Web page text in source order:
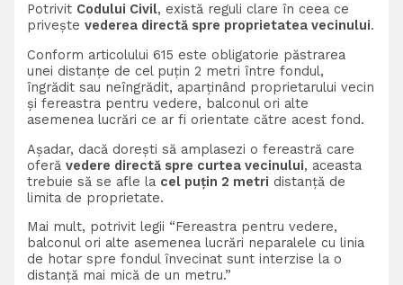
Potrivit Codului Civil, există reguli clare în ceea ce
priveștevederea directă spre proprietatea vecinului.
Conform articolului 615 este obligatorie păstrarea
unei distanţe de cel puţin 2 metri între fondul,
îngrădit sau neîngrădit, aparţinând proprietarului vecin
şi fereastra pentru vedere, balconul ori alte
asemenea lucrări ce ar fi orientate către acest fond.
Așadar, dacă dorești să amplasezi o fereastră care
oferăvedere directă spre curtea vecinului, aceasta
trebuie să se afle la cel puțin 2 metri distanță de
limita de proprietate.
Mai mult, potrivit legii “Fereastra pentru vedere,
balconul ori alte asemenea lucrări neparalele cu linia
de hotar spre fondul învecinat sunt interzise la o
distanţă mai mică de un metru.”